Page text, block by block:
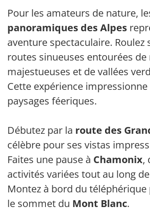
Pour les amateurs de nature,
panoramiques des Alpes
aventure spectaculaire. Roulez
routes sinueuses entourées
majestueuses et de vallées
Cette expérience impressionne
paysages féeriques.
Débutez par la route des
célèbre pour ses vistas
Faites une pause à Chamonix,
activités variées tout au long de
Montez à bord du téléphérique
le sommet du Mont Blanc.